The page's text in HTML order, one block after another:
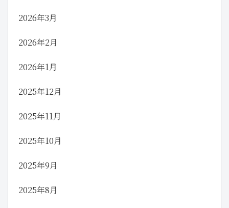
2026年3月
2026年2月
2026年1月
2025年12月
2025年11月
2025年10月
2025年9月
2025年8月